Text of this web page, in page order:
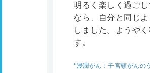
明るく楽しく過ご
なら、自分と同じ
しました。ようや
す。
*浸潤がん：子宮頸がんの